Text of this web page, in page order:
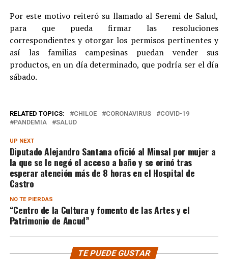
Por este motivo reiteró su llamado al Seremi de Salud,
para que pueda firmar las resoluciones
correspondientes y otorgar los permisos pertinentes y
así las familias campesinas puedan vender sus
productos, en un día determinado, que podría ser el día
sábado.
RELATED TOPICS: CHILOE CORONAVIRUS
COVID-19
PANDEMIA
SALUD
UP NEXT
Diputado Alejandro Santana ofició al Minsal por mujer a
la que se le negó el acceso a baño y se orinó tras
esperar atención más de 8 horas en el Hospital de
Castro
NO TE PIERDAS
“Centro de la Cultura y fomento de las Artes y el
Patrimonio de Ancud”
TE PUEDE GUSTAR